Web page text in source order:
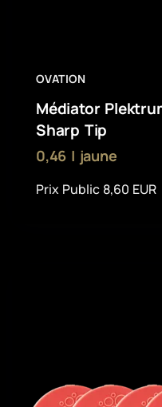
OVATION
Médiator
Sharp Tip
0,46 | jaune
Prix Public 8,60 EUR